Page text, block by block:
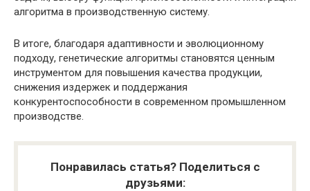
алгоритма в производственную систему.
В итоге, благодаря адаптивности и эволюционному
подходу, генетические алгоритмы становятся ценным
инструментом для повышения качества продукции,
снижения издержек и поддержания
конкурентоспособности в современном промышленном
производстве.
Понравилась статья? Поделиться с
друзьями: